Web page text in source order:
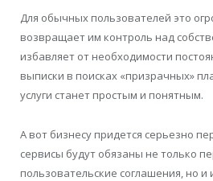
Для обычных пользователей это
возвращает им контроль над
избавляет от необходимости
выписки в поисках «призрачных»
услуги станет простым и понятным.
А вот бизнесу придется серьезно
сервисы будут обязаны не только
пользовательские соглашения, но